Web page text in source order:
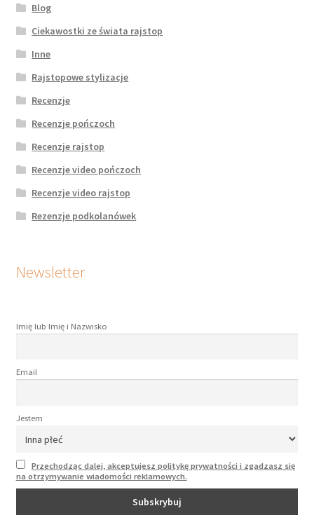
Blog
Ciekawostki ze świata rajstop
Inne
Rajstopowe stylizacje
Recenzje
Recenzje pończoch
Recenzje rajstop
Recenzje video pończoch
Recenzje video rajstop
Rezenzje podkolanówek
Newsletter
Imię lub Imię i Nazwisko
Email
Jestem
Przechodząc dalej, akceptujesz politykę prywatności i zgadzasz się
na otrzymywanie wiadomości reklamowych.